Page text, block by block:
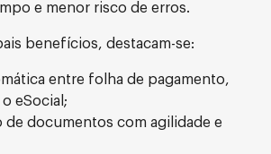
e menor risco de erros.
benefícios, destacam-se:
entre folha de pagamento,
eSocial;
de documentos com agilidade e